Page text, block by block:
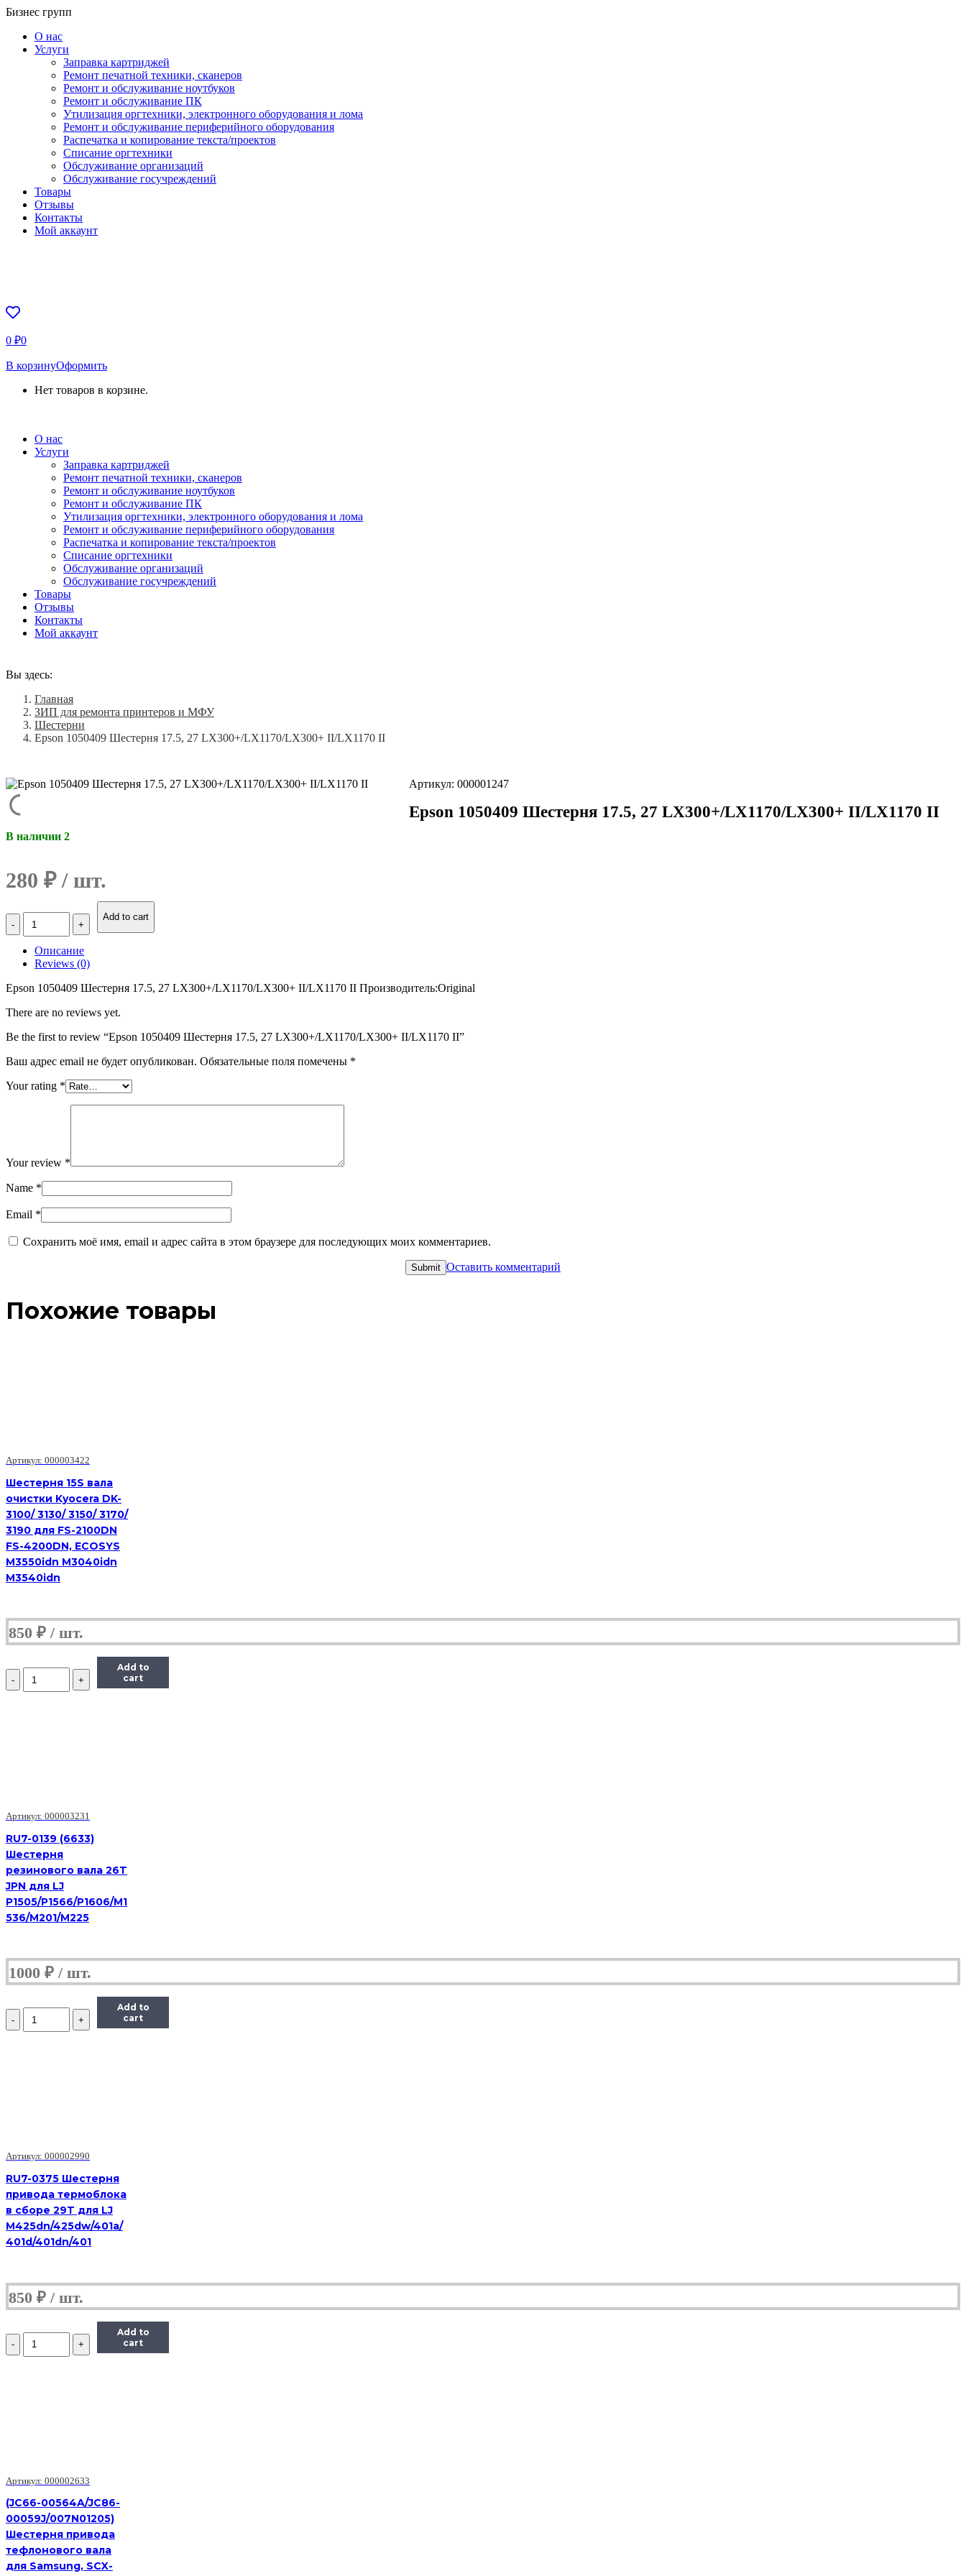
Перейти
содержанию
Бизнес групп
О нас
Услуги
Заправка картриджей
Ремонт печатной техники, сканеров
Ремонт и обслуживание ноутбуков
Ремонт и обслуживание ПК
Утилизация оргтехники, электронного оборудования и лома
Ремонт и обслуживание периферийного оборудования
Распечатка и копирование текста/проектов
Списание оргтехники
Обслуживание организаций
Обслуживание госучреждений
Товары
Отзывы
Контакты
Мой аккаунт
0 ₽0
В корзинуОформить
Нет товаров в корзине.
О нас
Услуги
Заправка картриджей
Ремонт печатной техники, сканеров
Ремонт и обслуживание ноутбуков
Ремонт и обслуживание ПК
Утилизация оргтехники, электронного оборудования и лома
Ремонт и обслуживание периферийного оборудования
Распечатка и копирование текста/проектов
Списание оргтехники
Обслуживание организаций
Обслуживание госучреждений
Товары
Отзывы
Контакты
Мой аккаунт
Вы здесь:
Главная
ЗИП для ремонта принтеров и МФУ
Шестерни
Epson 1050409 Шестерня 17.5, 27 LX300+/LX1170/LX300+ II/LX1170 II
Артикул: 000001247
Epson 1050409 Шестерня 17.5, 27 LX300+/LX1170/LX300+ II/LX1170 II
В наличии 2
280 ₽
Количество
Epson
1050409
Шестерня
17.5,
27
LX300+/LX1170/LX300+
II/LX1170
Add to cart
Описание
Reviews (0)
Epson 1050409 Шестерня 17.5, 27 LX300+/LX1170/LX300+ II/LX1170 II Производитель:Original
There are no reviews yet.
Be the first to review “Epson 1050409 Шестерня 17.5, 27 LX300+/LX1170/LX300+ II/LX1170 II”
Ваш адрес email не будет опубликован. Обязательные поля помечены *
Your rating *
Your review *
Name *
Email *
Сохранить моё имя, email и адрес сайта в этом браузере для последующих моих комментариев.
Оставить комментарий
Похожие товары
Артикул: 000003422
Шестерня 15S вала
очистки Kyocera DK-
3100/ 3130/ 3150/ 3170/
3190 для FS-2100DN
FS-4200DN, ECOSYS
M3550idn M3040idn
M3540idn
850 ₽
Количество
Epson
Add to
cart
Артикул: 000003231
RU7-0139 (6633)
Шестерня
резинового вала 26T
JPN для LJ
P1505/P1566/P1606/M1
536/M201/M225
1000 ₽
Количество
Epson
Add to
cart
Артикул: 000002990
RU7-0375 Шестерня
привода термоблока
в сборе 29T для LJ
M425dn/425dw/401a/
401d/401dn/401
850 ₽
Количество
Epson
Add to
cart
Артикул: 000002633
(JC66-00564A/JC86-
00059J/007N01205)
Шестерня привода
тефлонового вала
для Samsung, SCX-